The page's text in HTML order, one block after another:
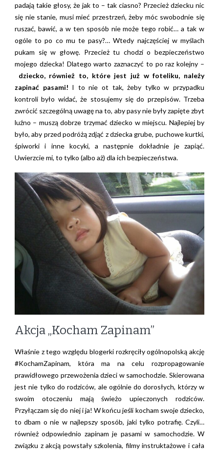
padają takie głosy, że jak to – tak ciasno? Przecież dziecku nic
się nie stanie, musi mieć przestrzeń, żeby móc swobodnie się
ruszać, bawić, a w ten sposób nie może tego robić… a tak w
ogóle to po co mu te pasy?… Wtedy najczęściej w myślach
pukam się w głowę. Przecież tu chodzi o bezpieczeństwo
mojego dziecka! Dlatego warto zaznaczyć to po raz kolejny –
dziecko, również to, które jest już w foteliku, należy
zapinać pasami! I to nie ot tak, żeby tylko w przypadku
kontroli było widać, że stosujemy się do przepisów. Trzeba
zwrócić szczególną uwagę na to, aby pasy nie były zapięte zbyt
luźno – muszą dobrze trzymać dziecko w miejscu. Najlepiej by
było, aby przed podróżą zdjąć z dziecka grube, puchowe kurtki,
śpiworki i inne kocyki, a następnie dokładnie je zapiąć.
Uwierzcie mi, to tylko (albo aż) dla ich bezpieczeństwa.
Akcja „Kocham Zapinam”
Właśnie z tego względu blogerki rozkręciły ogólnopolską akcję
#KochamZapinam, która ma na celu rozpropagowanie
prawidłowego przewożenia dzieci w samochodzie. Skierowana
jest nie tylko do rodziców, ale ogólnie do dorosłych, którzy w
swoim otoczeniu mają świeżo upieczonych rodziców.
Przyłączam się do niej i ja! W końcu jeśli kocham swoje dziecko,
to dbam o nie w najlepszy sposób, jaki tylko potrafię. Czyli…
również odpowiednio zapinam je pasami w samochodzie. W
związku z akcją powstały szkolenia, filmy instruktażowe i cała